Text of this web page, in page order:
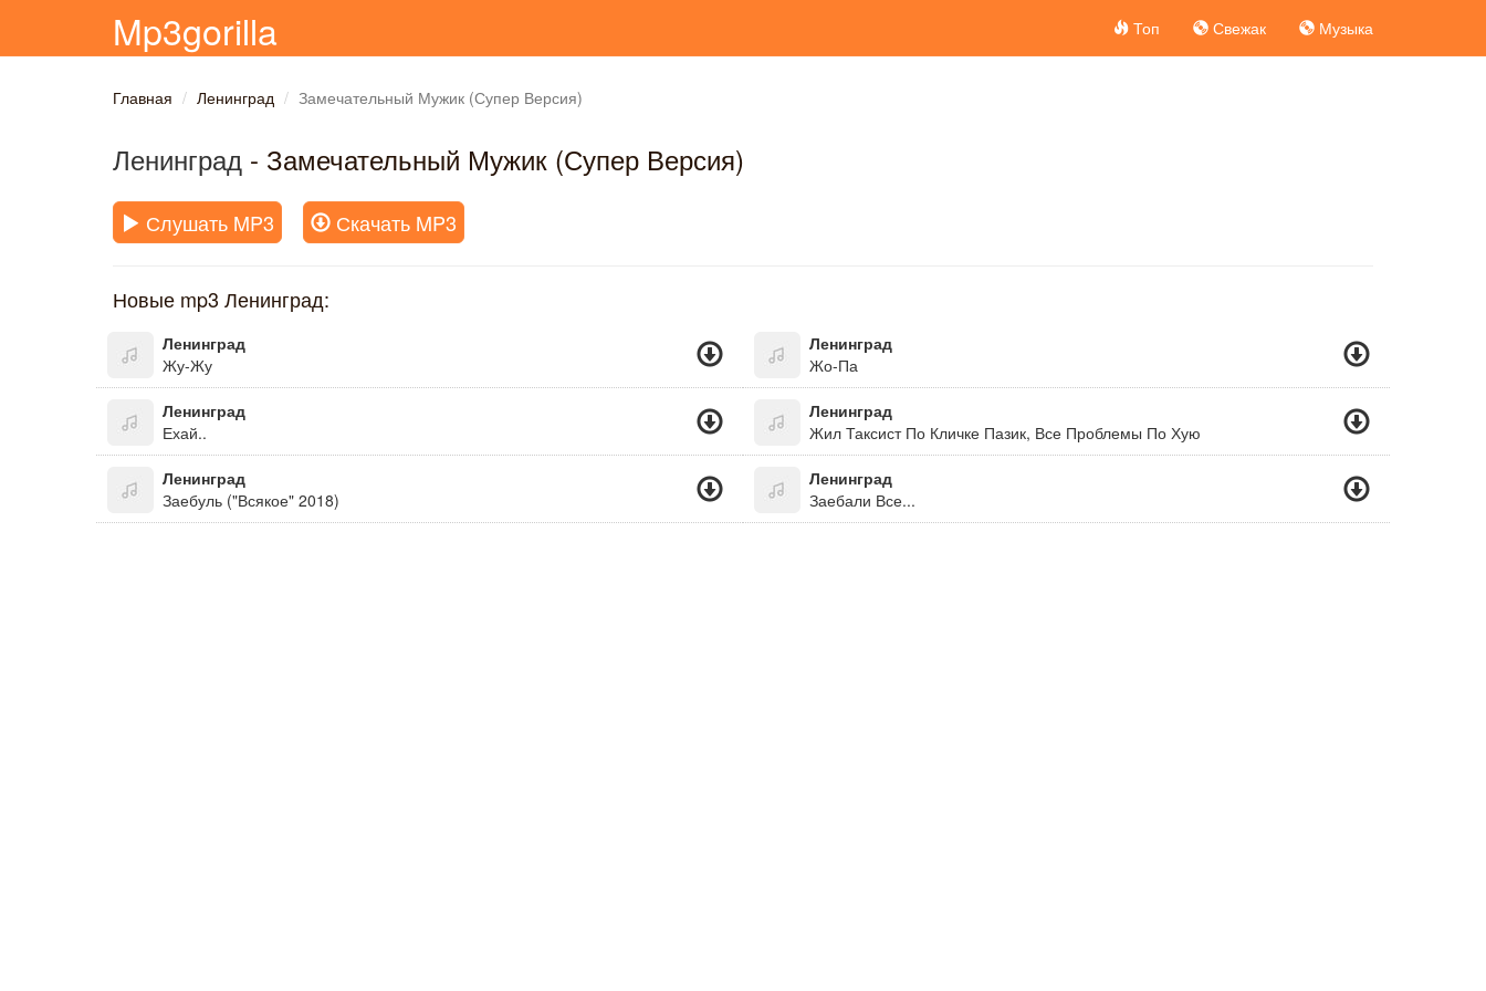
Mp3gorilla Топ Свежак Музыка
Главная Ленинград Замечательный Мужик (Супер Версия)
Ленинград - Замечательный Мужик (Супер Версия)
Слушать MP3 Скачать MP3
Новые mp3 Ленинград:
Ленинград
Жу-Жу
Ленинград
Жо-Па
Ленинград
Ехай..
Ленинград
Жил Таксист По Кличке Пазик, Все Проблемы По Хую
Ленинград
Заебуль ("Всякое" 2018)
Ленинград
Заебали Все...